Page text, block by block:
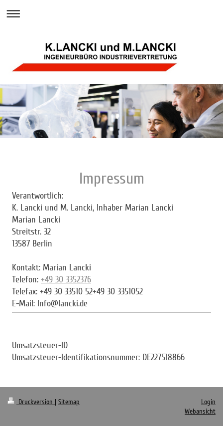
Impressum
Verantwortlich:
K. Lancki und M. Lancki, Inhaber Marian Lancki
Marian Lancki
Streitstr. 32
13587 Berlin
Kontakt: Marian Lancki
Telefon: +49 30 3352376
Telefax: +49 30 33510 52+49 30 3351052
E-Mail: Info@lancki.de
Umsatzsteuer-ID
Umsatzsteuer-Identifikationsnummer: DE227518866
Druckversion | Sitemap
Login
Webansicht